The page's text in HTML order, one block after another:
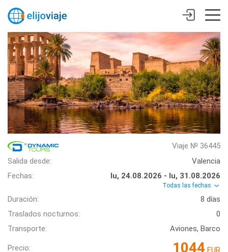
Viaje № 36445
Salida desde:
Valencia
Fechas:
lu, 24.08.2026 - lu, 31.08.2026
Todas las fechas
Duración:
8 días
Traslados nocturnos:
0
Transporte:
Aviones, Barco
Precio: 1044 EUR